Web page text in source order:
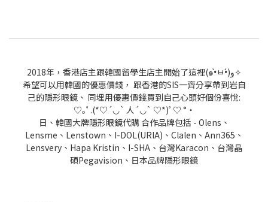
2018年，香港店主跟韓國留學生店主開始了這裡(๑•̀ㅂ•́)و✧
希望可以用韓國的優惠價錢， 跟香港的SIS一齊分享帶到岩自
己的隱形眼鏡、 同埋用優惠價錢買到自己心頭好個份喜悅:
♡｡ﾟ.(*♡´◡` 人´◡` ♡*)ﾟ♡ °・
日、韓國大牌隱形眼鏡代購 合作品牌包括 - Olens、
Lensme、Lenstown、I-DOL(URIA)、Clalen、Ann365、
Lensvery、Hapa Kristin、I-SHA、台灣Karacon、台灣晶
碩Pegavision、日本品牌隱形眼鏡